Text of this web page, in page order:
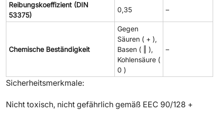
Reibungskoeffizient (DIN
53375)
0,35 –
Chemische Beständigkeit
Gegen
Säuren ( + ),
Basen ( ‖ ),
Kohlensäure (
0 )
–
Sicherheitsmerkmale:
Nicht toxisch, nicht gefährlich gemäß EEC 90/128 +